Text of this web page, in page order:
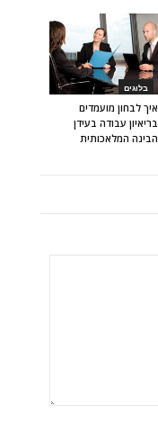
בלוגים
איך לבחון מועמדים
בריאיון עבודה בעידן
הבינה המלאכותית